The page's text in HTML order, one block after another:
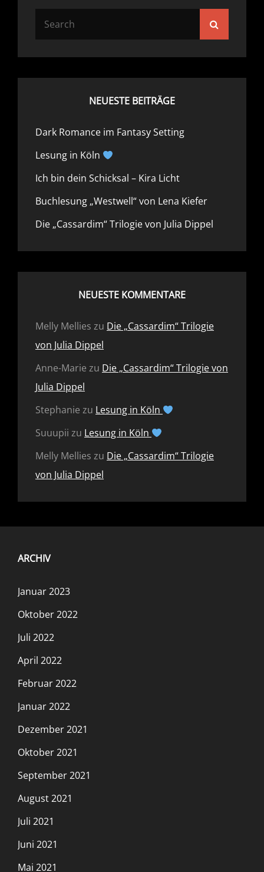
NEUESTE BEITRÄGE
Dark Romance im Fantasy Setting
Lesung in Köln
Ich bin dein Schicksal – Kira Licht
Buchlesung „Westwell“ von Lena Kiefer
Die „Cassardim“ Trilogie von Julia Dippel
NEUESTE KOMMENTARE
Melly Mellies zu Die „Cassardim“ Trilogie
von Julia Dippel
Anne-Marie zu Die „Cassardim“ Trilogie von
Julia Dippel
Stephanie zu Lesung in Köln
Suuupii zu Lesung in Köln
Melly Mellies zu Die „Cassardim“ Trilogie
von Julia Dippel
ARCHIV
Januar 2023
Oktober 2022
Juli 2022
April 2022
Februar 2022
Januar 2022
Dezember 2021
Oktober 2021
September 2021
August 2021
Juli 2021
Juni 2021
Mai 2021